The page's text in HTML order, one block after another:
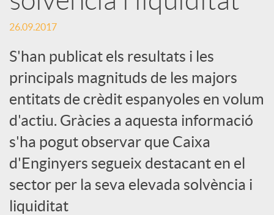
s
S
o
c
i
26.09.2017
S'han publicat els resultats i les
principals magnituds de les majors
entitats de crèdit espanyoles en volum
d'actiu. Gràcies a aquesta informació
s'ha pogut observar que Caixa
d'Enginyers segueix destacant en el
sector per la seva elevada solvència i
liquiditat